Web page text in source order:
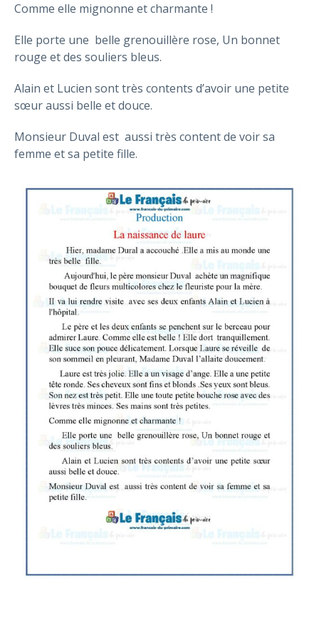
Comme elle mignonne et charmante !
Elle porte une belle grenouillère rose, Un bonnet
rouge et des souliers bleus.
Alain et Lucien sont très contents d’avoir une petite
sœur aussi belle et douce.
Monsieur Duval est aussi très content de voir sa
femme et sa petite fille.